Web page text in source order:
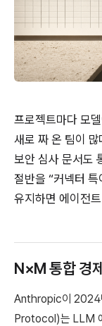
프로젝트마다 모
새로 짜 온 팀이
보안 심사 문서도
절반을 “커넥터
유지하면 에이전
N×M 통합 경
Anthropic이 2024
Protocol)는 LLM